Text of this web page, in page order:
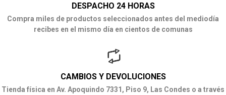
DESPACHO 24 HORAS
Compra miles de productos seleccionados antes del mediodía
recibes en el mismo día en cientos de comunas
CAMBIOS Y DEVOLUCIONES
Tienda física en Av. Apoquindo 7331, Piso 9, Las Condes o a través